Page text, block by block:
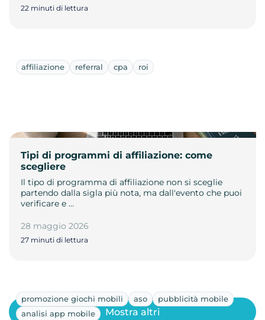
22 minuti di lettura
affiliazione referral cpa roi
Tipi di programmi di affiliazione: come
scegliere
Il tipo di programma di affiliazione non si sceglie
partendo dalla sigla più nota, ma dall'evento che puoi
verificare e …
28 maggio 2026
27 minuti di lettura
promozione giochi mobili aso
pubblicità mobile
analisi app mobile
Mostra altri